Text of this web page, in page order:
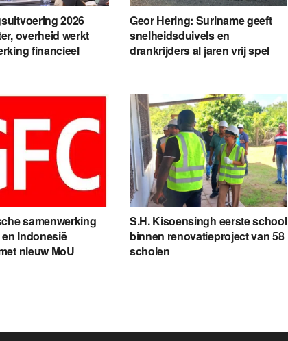
2026
overheid werkt
financieel
Geor Hering: Suriname geeft
snelheidsduivels en
drankrijders al jaren vrij spel
samenwerking
Indonesië
nieuw MoU
S.H. Kisoensingh eerste school
binnen renovatieproject van 58
scholen